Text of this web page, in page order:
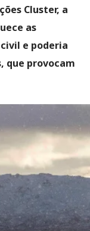
Cluster, a
as
e poderia
que provocam